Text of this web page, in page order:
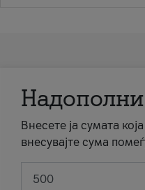
Внесете ја сумата
внесувајте сума